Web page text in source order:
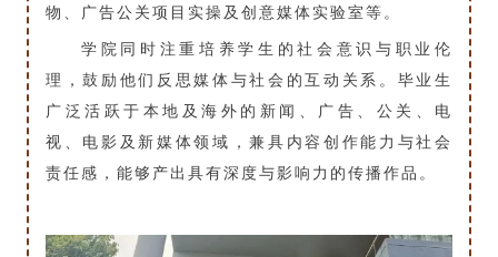
物、广告公关项目实操及创意媒体实验室等。
学院同时注重培养学生的社会意识与职业伦
理，鼓励他们反思媒体与社会的互动关系。毕业生
广泛活跃于本地及海外的新闻、广告、公关、电
视、电影及新媒体领域，兼具内容创作能力与社会
责任感，能够产出具有深度与影响力的传播作品。